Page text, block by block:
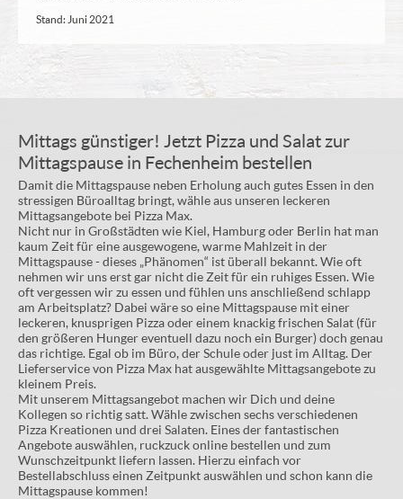
Stand: Juni 2021
Mittags günstiger! Jetzt Pizza und Salat zur
Mittagspause in Fechenheim bestellen
Damit die Mittagspause neben Erholung auch gutes Essen in den
stressigen Büroalltag bringt, wähle aus unseren leckeren
Mittagsangebote bei Pizza Max.
Nicht nur in Großstädten wie Kiel, Hamburg oder Berlin hat man
kaum Zeit für eine ausgewogene, warme Mahlzeit in der
Mittagspause - dieses „Phänomen“ ist überall bekannt. Wie oft
nehmen wir uns erst gar nicht die Zeit für ein ruhiges Essen. Wie
oft vergessen wir zu essen und fühlen uns anschließend schlapp
am Arbeitsplatz? Dabei wäre so eine Mittagspause mit einer
leckeren, knusprigen Pizza oder einem knackig frischen Salat (für
den größeren Hunger eventuell dazu noch ein Burger) doch genau
das richtige. Egal ob im Büro, der Schule oder just im Alltag. Der
Lieferservice von Pizza Max hat ausgewählte Mittagsangebote zu
kleinem Preis.
Mit unserem Mittagsangebot machen wir Dich und deine
Kollegen so richtig satt. Wähle zwischen sechs verschiedenen
Pizza Kreationen und drei Salaten. Eines der fantastischen
Angebote auswählen, ruckzuck online bestellen und zum
Wunschzeitpunkt liefern lassen. Hierzu einfach vor
Bestellabschluss einen Zeitpunkt auswählen und schon kann die
Mittagspause kommen!